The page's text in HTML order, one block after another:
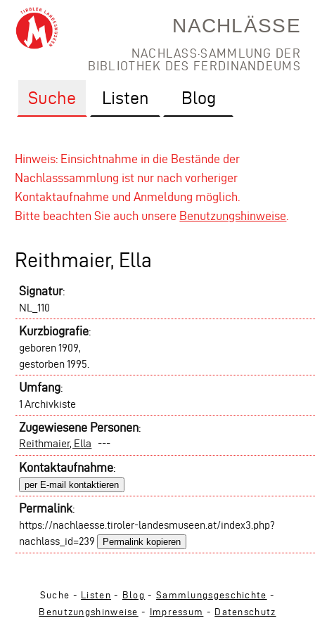
NACHLÄSSE
NACHLASS·SAMMLUNG DER
BIBLIOTHEK DES FERDINANDEUMS
Suche Listen Blog
Hinweis: Einsichtnahme in die Bestände der
Nachlasssammlung ist nur nach vorheriger
Kontaktaufnahme und Anmeldung möglich.
Bitte beachten Sie auch unsere Benutzungshinweise
Reithmaier, Ella
Signatur:
NL_110
Kurzbiografie:
geboren 1909,
gestorben 1995.
Umfang:
1 Archivkiste
Zugewiesene Personen:
Reithmaier, Ella ---
Kontaktaufnahme:
per E-mail kontaktieren
Permalink:
https://nachlaesse.tiroler-landesmuseen.at/index3.php?
nachlass_id=239
Permalink kopieren
Suche - Listen - Blog - Sammlungsgeschichte -
Benutzungshinweise - Impressum - Datenschutz